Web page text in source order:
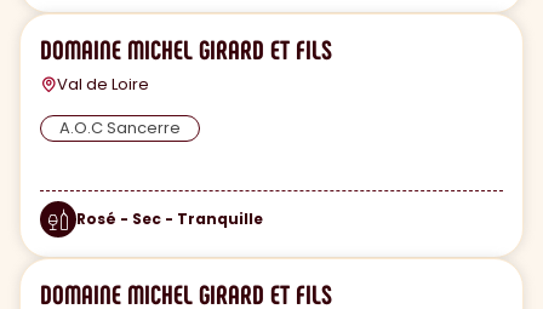
DOMAINE MICHEL GIRARD ET FILS
Val de Loire
A.O.C Sancerre
Rosé - Sec - Tranquille
DOMAINE MICHEL GIRARD ET FILS